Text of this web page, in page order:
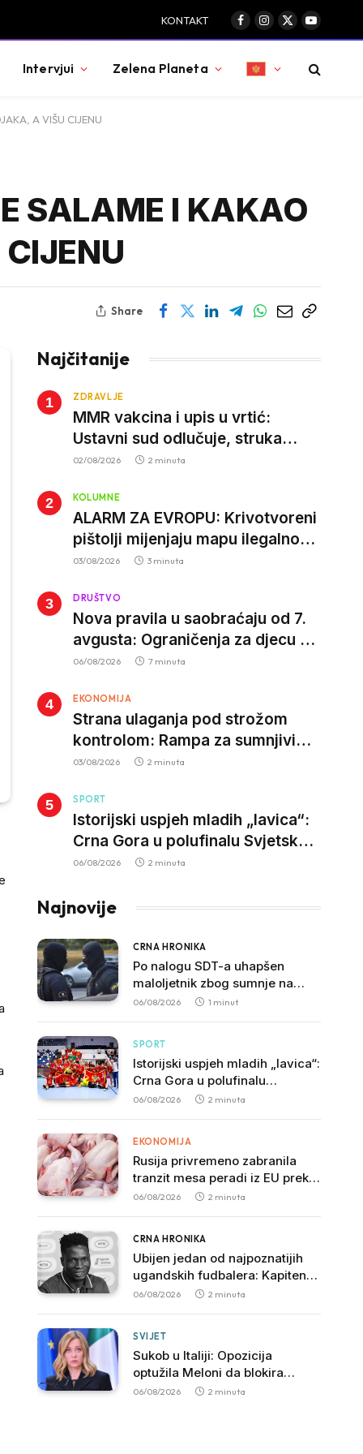
KONTAKT
Facebook
Instagram
X
(Twitter)
YouTube
Intervjui Zelena Planeta
A VIŠU CIJENU
SALAME I KAKAO
Share
Najčitanije
ZDRAVLJE
MMR vakcina i upis u vrtić:
Ustavni sud odlučuje, struka
poziva roditelje da vjeruju nauci
02/08/2026 2 minuta
KOLUMNE
ALARM ZA EVROPU: Krivotvoreni
pištolji mijenjaju mapu ilegalnog
tržišta, istrage ukazuju na
03/08/2026 3 minuta
DRUŠTVO
Nova pravila u saobraćaju od 7.
avgusta: Ograničenja za djecu na
trotinetima i mlade vozače, veće
djece
06/08/2026 7 minuta
EKONOMIJA
Strana ulaganja pod strožom
kontrolom: Rampa za sumnjivi
kapital
03/08/2026 2 minuta
SPORT
Istorijski uspjeh mladih „lavica“:
Crna Gora u polufinalu Svjetskog
prvenstva nakon pobjede nad
06/08/2026 2 minuta
Najnovije
CRNA HRONIKA
Po nalogu SDT-a uhapšen
maloljetnik zbog sumnje na
vrbovanje i obučavanje za
06/08/2026 1 minut
SPORT
Istorijski uspjeh mladih „lavica“:
Crna Gora u polufinalu
Svjetskog prvenstva nakon
06/08/2026 2 minuta
EKONOMIJA
Rusija privremeno zabranila
tranzit mesa peradi iz EU preko
svoje teritorije
06/08/2026 2 minuta
CRNA HRONIKA
Ubijen jedan od najpoznatijih
ugandskih fudbalera: Kapiten
SC Ville preminuo nakon
06/08/2026 2 minuta
SVIJET
Sukob u Italiji: Opozicija
optužila Meloni da blokira
istragu povezanu sa mafijom
06/08/2026 2 minuta